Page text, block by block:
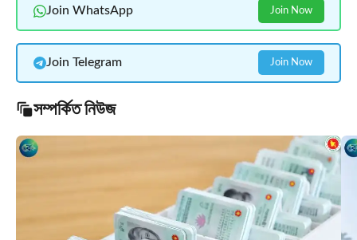
Join WhatsApp Join Now
Join Telegram Join Now
সম্পর্কিত নিউজ